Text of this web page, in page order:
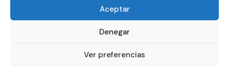
Aceptar
Denegar
Ver preferencias
© La Servilleta - El Blog de Paco Prieto